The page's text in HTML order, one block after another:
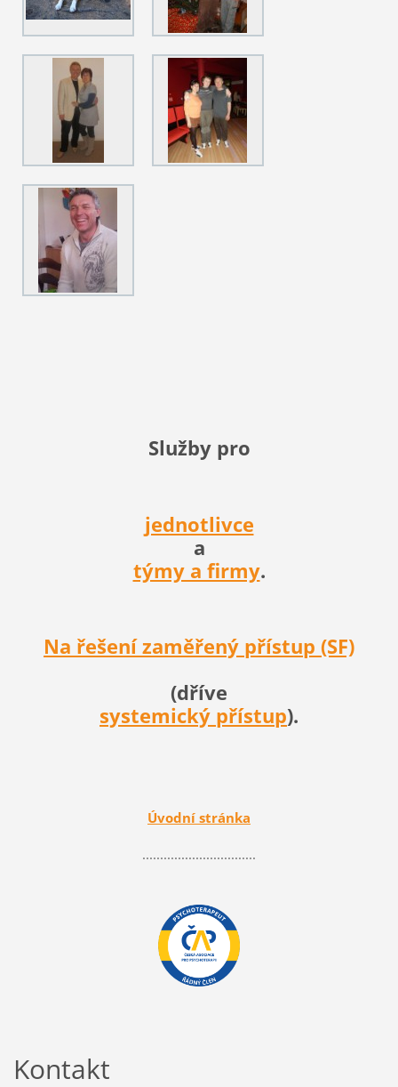
Služby pro
jednotlivce
a
týmy a firmy.
Na řešení zaměřený přístup (SF)
(dříve
systemický přístup).
Úvodní stránka
................................
Kontakt